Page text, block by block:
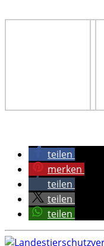
teilen
merken
teilen
teilen
teilen